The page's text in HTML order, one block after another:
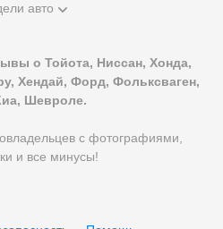
авто
о Тойота, Ниссан, Хонда,
Хендай, Форд, Фольксваген,
Шевроле.
с фотографиями,
и все минусы!